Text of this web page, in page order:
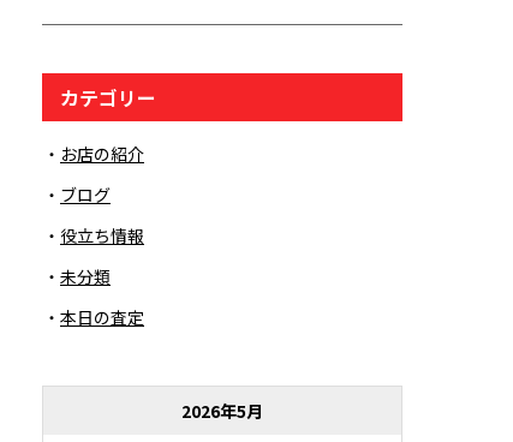
カテゴリー
お店の紹介
ブログ
役立ち情報
未分類
本日の査定
2026年5月